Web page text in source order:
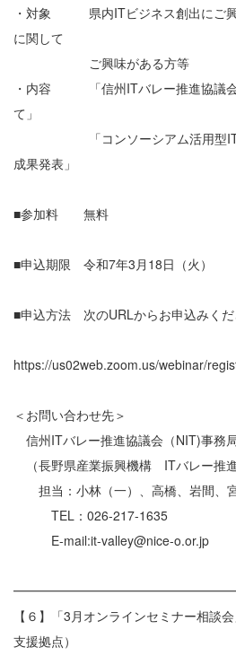
・対象 県内ITビジネス創出にご興
に関して
ご興味がある方等
・内容 「信州ITバレー推進協議会
て」
「コンソーシアム活用型ITビ
成果発表」
■参加料 無料
■申込期限 令和7年3月18日（火）
■申込方法 次のURLからお申込みく
https://us02web.zoom.us/webinar/
＜お問い合わせ先＞
信州ITバレー推進協議会（NIT)事務
（長野県産業振興機構 ITバレー推進
担当：小林（一）、高橋、岩間、
TEL：026-217-1635
E-mail:it-valley@nice-
【６】「3月オンラインセミナー相談
支援拠点）